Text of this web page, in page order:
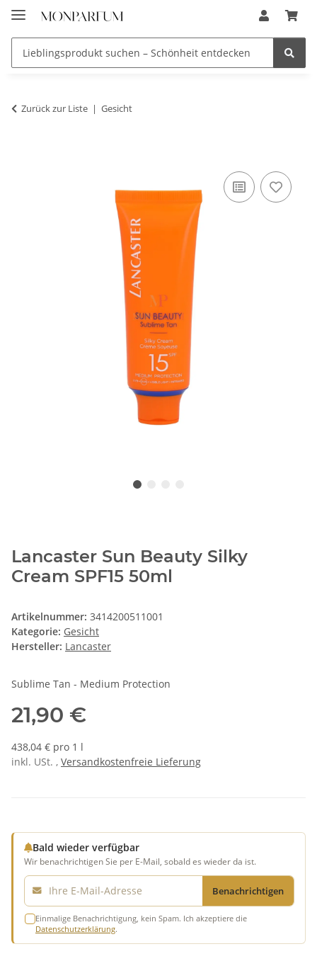
Zurück zur Liste Gesicht
Lancaster Sun Beauty Silky
Cream SPF15 50ml
Artikelnummer: 3414200511001
Kategorie: Gesicht
Hersteller: Lancaster
Sublime Tan - Medium Protection
21,90 €
438,04 € pro 1 l
inkl. USt. , Versandkostenfreie Lieferung
Bald wieder verfügbar
Wir benachrichtigen Sie per E-Mail, sobald es wieder da ist.
E-Mail
Benachrichtigen
Einmalige Benachrichtigung, kein Spam. Ich akzeptiere die
Datenschutzerklärung.